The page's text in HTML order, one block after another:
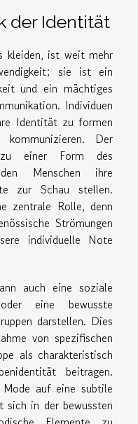
der Identität
kleiden, ist weit mehr
sie ist ein
und ein mächtiges
Individuen
Identität zu formen
Der
einer Form des
Menschen ihre
zur Schau stellen.
zentrale Rolle, denn
Strömungen
individuelle Note
auch eine soziale
eine bewusste
darstellen. Dies
von spezifischen
als charakteristisch
beitragen.
auf eine subtile
sich in der bewussten